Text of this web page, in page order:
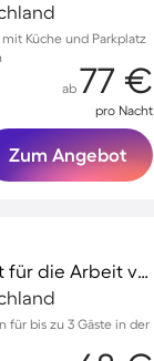
Küche und Parkplatz
ab 77 €
pro Nacht
Zum Angebot
Ferienwohnung mit Garten | Perfekt für die Arbeit von Zuhause
für bis zu 3 Gäste in der